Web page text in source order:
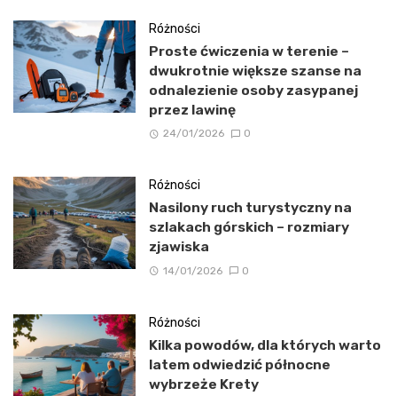
Różności
Proste ćwiczenia w terenie –
dwukrotnie większe szanse na
odnalezienie osoby zasypanej
przez lawinę
24/01/2026 0
Różności
Nasilony ruch turystyczny na
szlakach górskich – rozmiary
zjawiska
14/01/2026 0
Różności
Kilka powodów, dla których warto
latem odwiedzić północne
wybrzeże Krety